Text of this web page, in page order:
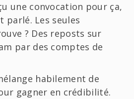
une convocation pour ça,
parlé. Les seules
? Des reposts sur
par des comptes de
habilement de
gagner en crédibilité.